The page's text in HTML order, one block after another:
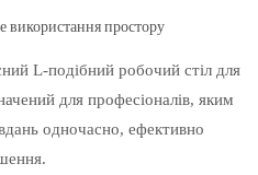
використання простору
L-подібний робочий стіл для
для професіоналів, яким
одночасно, ефективно